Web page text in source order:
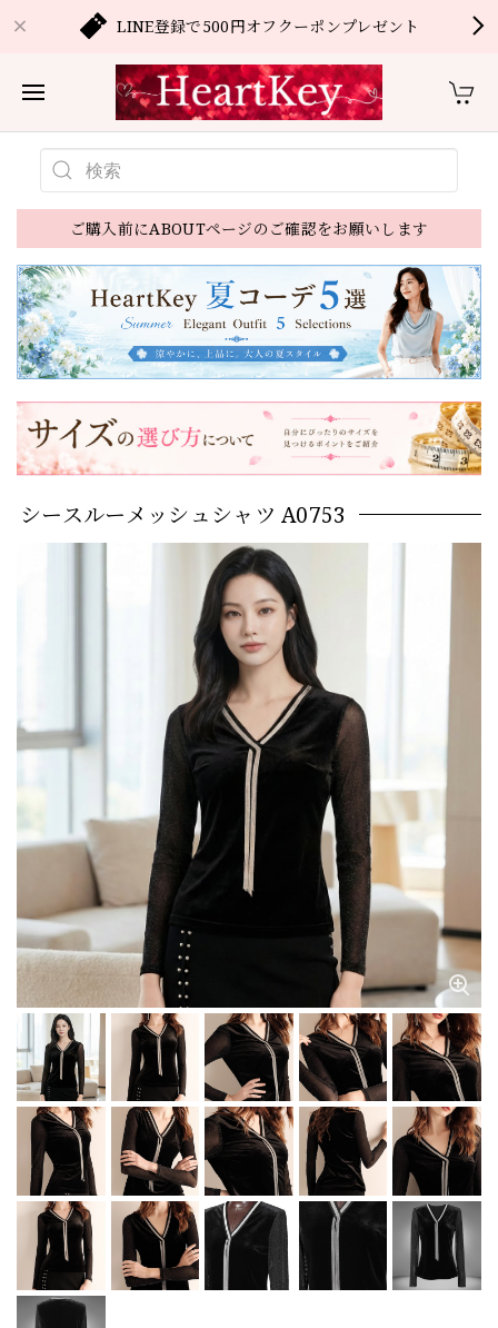
LINE登録で500円オフクーポンプレゼント
ご購入前にABOUTページのご確認をお願いします
シースルーメッシュシャツ A0753